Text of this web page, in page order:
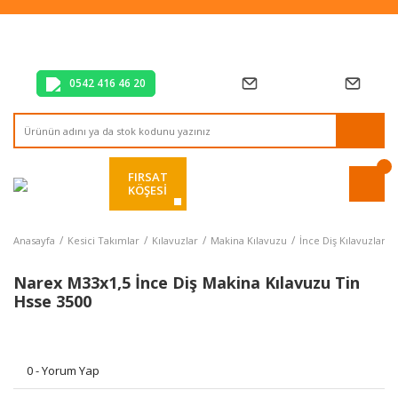
Tüm Alışverişlerde Vade Farksız 2 Taksit!
0542 416 46 20
FIRSAT
KÖŞESİ
Anasayfa Kesici Takımlar Kılavuzlar Makina Kılavuzu İnce Diş Kılavuzlar
Narex M33x1,5 İnce Diş Makina Kılavuzu Tin
Hsse 3500
0 - Yorum Yap